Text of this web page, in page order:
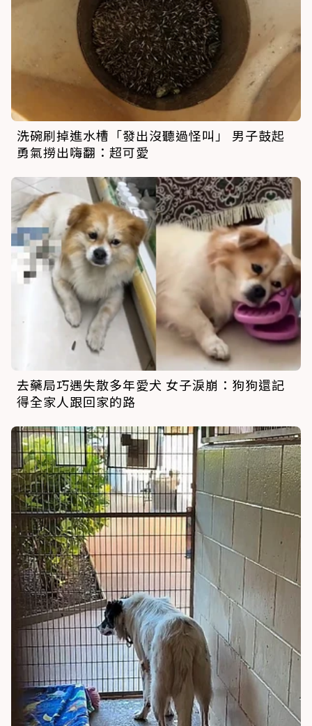
洗碗刷掉進水槽「發出沒聽過怪叫」 男子鼓起
勇氣撈出嗨翻：超可愛
去藥局巧遇失散多年愛犬 女子淚崩：狗狗還記
得全家人跟回家的路